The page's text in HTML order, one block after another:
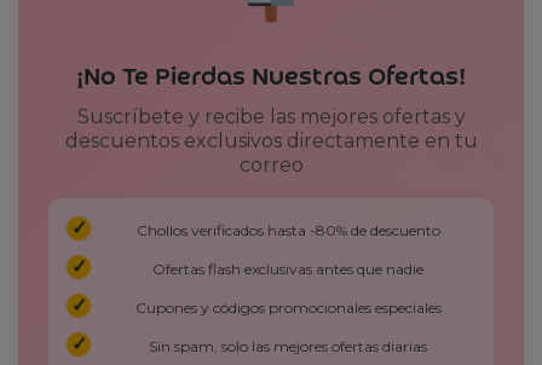
¡No Te Pierdas Nuestras Ofertas!
Suscríbete y recibe las mejores ofertas y
descuentos exclusivos directamente en tu
correo
Chollos verificados hasta -80% de descuento
Ofertas flash exclusivas antes que nadie
Cupones y códigos promocionales especiales
Sin spam, solo las mejores ofertas diarias